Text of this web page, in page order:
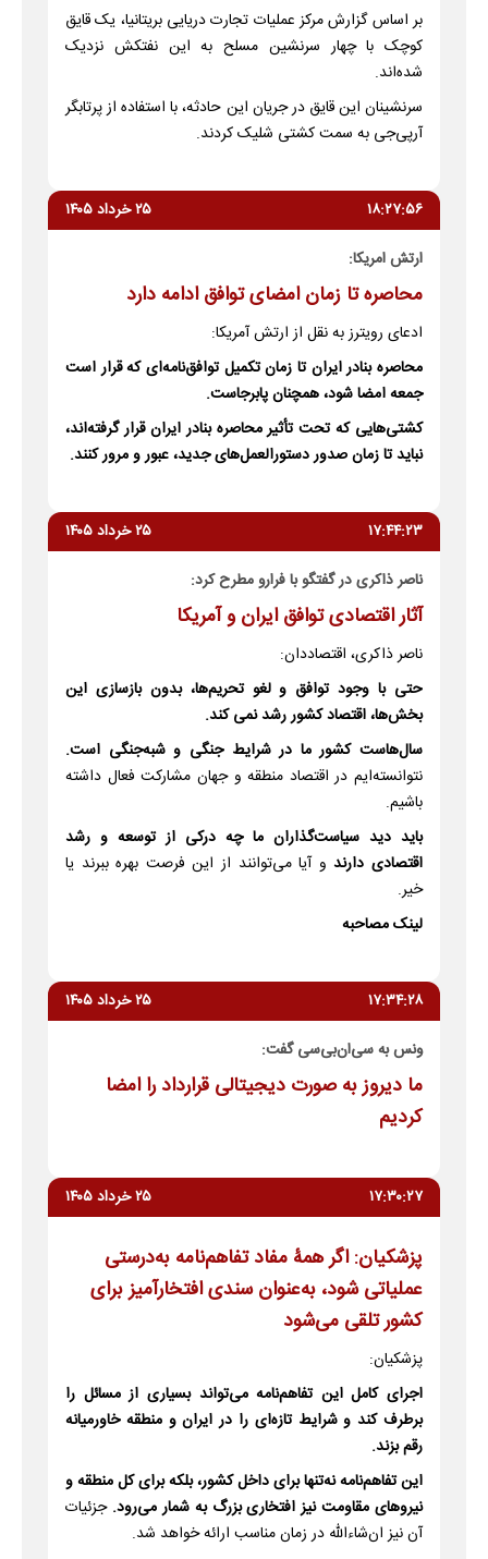
بر اساس گزارش مرکز عملیات تجارت دریایی بریتانیا، یک قایق
کوچک با چهار سرنشین مسلح به این نفتکش نزدیک
شده‌اند.
سرنشینان این قایق در جریان این حادثه، با استفاده از پرتابگر
آرپی‌جی به سمت کشتی شلیک کردند.
۱۸:۲۷:۵۶ ۲۵ خرداد ۱۴۰۵
ارتش امریکا:
محاصره تا زمان امضای توافق ادامه دارد
ادعای رویترز به نقل از ارتش آمریکا:
محاصره بنادر ایران تا زمان تکمیل توافق‌نامه‌ای که قرار است
جمعه امضا شود، همچنان پابرجاست.
کشتی‌هایی که تحت تأثیر محاصره بنادر ایران قرار گرفته‌اند،
نباید تا زمان صدور دستورالعمل‌های جدید، عبور و مرور کنند.
۱۷:۴۴:۲۳ ۲۵ خرداد ۱۴۰۵
ناصر ذاکری در گفتگو با فرارو مطرح کرد:
آثار اقتصادی توافق ایران و آمریکا
ناصر ذاکری، اقتصاددان:
حتی با وجود توافق و لغو تحریم‌ها، بدون بازسازی این
بخش‌ها، اقتصاد کشور رشد نمی کند.
سال‌هاست کشور ما در شرایط جنگی و شبه‌جنگی است.
نتوانسته‌ایم در اقتصاد منطقه و جهان مشارکت فعال داشته
باشیم.
باید دید سیاست‌گذاران ما چه درکی از توسعه و رشد
اقتصادی دارندو آیا می‌توانند از این فرصت بهره ببرند یا
خیر.
لینک مصاحبه
۱۷:۳۴:۲۸ ۲۵ خرداد ۱۴۰۵
ونس به سی‌ان‌بی‌سی گفت:
ما دیروز به صورت دیجیتالی قرارداد را امضا
کردیم
۱۷:۳۰:۲۷ ۲۵ خرداد ۱۴۰۵
پزشکیان: اگر همۀ مفاد تفاهم‌نامه به‌درستی
عملیاتی شود، به‌عنوان سندی افتخارآمیز برای
کشور تلقی می‌شود
پزشکیان:
اجرای کامل این تفاهم‌نامه می‌تواند بسیاری از مسائل را
برطرف کند و شرایط تازه‌ای را در ایران و منطقه خاورمیانه
رقم بزند.
این تفاهم‌نامه نه‌تنها برای داخل کشور، بلکه برای کل منطقه و
نیروهای مقاومت نیز افتخاری بزرگ به شمار می‌رود. جزئیات
آن نیز ان‌شاءالله در زمان مناسب ارائه خواهد شد.